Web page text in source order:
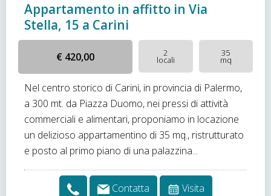
Appartamento in affitto in Via
Stella, 15 a Carini
€ 420,00 2
locali
35
mq
Nel centro storico di Carini, in provincia di Palermo,
a 300 mt. da Piazza Duomo, nei pressi di attività
commerciali e alimentari, proponiamo in locazione
un delizioso appartamentino di 35 mq., ristrutturato
e posto al primo piano di una palazzina...
Contatta Visita